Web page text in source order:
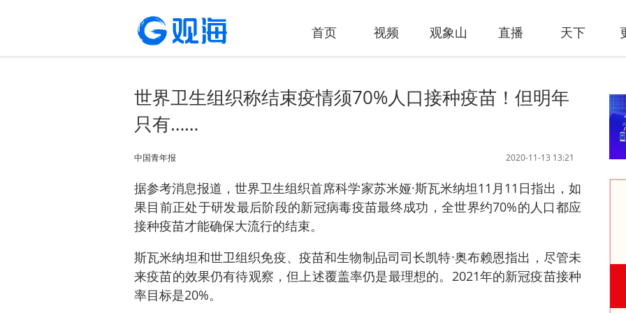
首页 视频 观象山 直播 天下
世界卫生组织称结束疫情须70%人口接种疫苗！但明年
只有……
2020-11-13 13:21
中国青年报
据参考消息报道，世界卫生组织首席科学家苏米娅·斯瓦米纳坦11月11日指出，如
果目前正处于研发最后阶段的新冠病毒疫苗最终成功，全世界约70%的人口都应
接种疫苗才能确保大流行的结束。
斯瓦米纳坦和世卫组织免疫、疫苗和生物制品司司长凯特·奥布赖恩指出，尽管未
来疫苗的效果仍有待观察，但上述覆盖率仍是最理想的。2021年的新冠疫苗接种
率目标是20%。